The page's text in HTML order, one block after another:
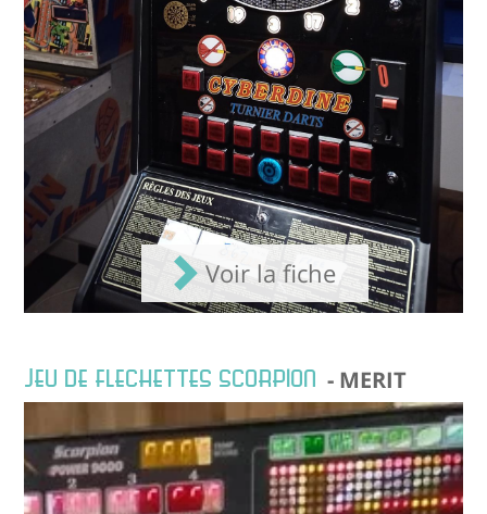
Voir la fiche
JEU DE FLECHETTES SCORPION - MERIT